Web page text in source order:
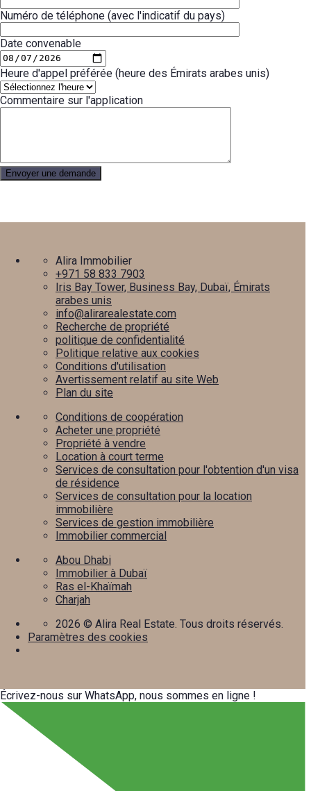
Numéro de téléphone (avec l'indicatif du pays)
Date convenable
Heure d'appel préférée (heure des Émirats arabes unis)
Commentaire sur l'application
Alira Immobilier
+971 58 833 7903
Iris Bay Tower, Business Bay, Dubaï, Émirats
arabes unis
info@alirarealestate.com
Recherche de propriété
politique de confidentialité
Politique relative aux cookies
Conditions d'utilisation
Avertissement relatif au site Web
Plan du site
Conditions de coopération
Acheter une propriété
Propriété à vendre
Location à court terme
Services de consultation pour l'obtention d'un visa
de résidence
Services de consultation pour la location
immobilière
Services de gestion immobilière
Immobilier commercial
Abou Dhabi
Immobilier à Dubaï
Ras el-Khaïmah
Charjah
2026 © Alira Real Estate. Tous droits réservés.
Paramètres des cookies
Écrivez-nous sur WhatsApp, nous sommes en ligne !